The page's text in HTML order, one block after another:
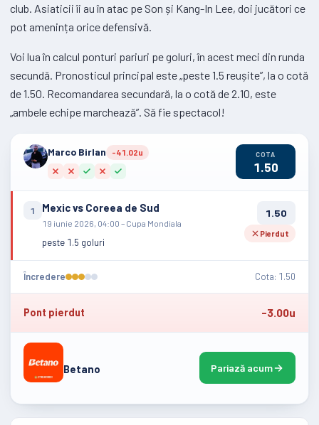
club. Asiaticii îi au în atac pe Son și Kang-In Lee, doi jucători ce
pot amenința orice defensivă.
Voi lua în calcul ponturi pariuri pe goluri, în acest meci din runda
secundă. Pronosticul principal este „peste 1.5 reușite”, la o cotă
de 1.50. Recomandarea secundară, la o cotă de 2.10, este
„ambele echipe marchează”. Să fie spectacol!
Marco Birlan -41.02u COTA
1.50
1 Mexic vs Coreea de Sud
19 iunie 2026, 04:00 – Cupa Mondiala
peste 1.5 goluri
1.50
Pierdut
Încredere Cota: 1.50
Pont pierdut -3.00u
Betano Pariază acum